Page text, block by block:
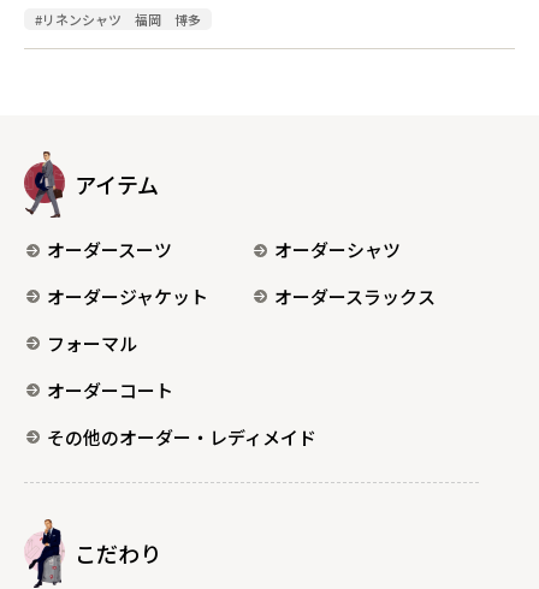
#リネンシャツ 福岡 博多
アイテム
オーダースーツ
オーダーシャツ
オーダージャケット
オーダースラックス
フォーマル
オーダーコート
その他のオーダー・レディメイド
こだわり